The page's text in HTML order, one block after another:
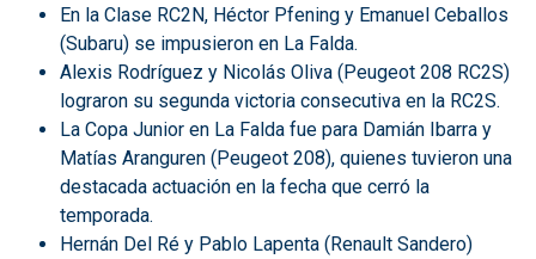
En la Clase RC2N, Héctor Pfening y Emanuel Ceballos
(Subaru) se impusieron en La Falda.
Alexis Rodríguez y Nicolás Oliva (Peugeot 208 RC2S)
lograron su segunda victoria consecutiva en la RC2S.
La Copa Junior en La Falda fue para Damián Ibarra y
Matías Aranguren (Peugeot 208), quienes tuvieron una
destacada actuación en la fecha que cerró la
temporada.
Hernán Del Ré y Pablo Lapenta (Renault Sandero)